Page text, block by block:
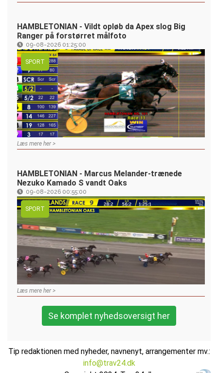
HAMBLETONIAN - Vildt opløb da Apex slog Big
Ranger på forstørret målfoto
09-08-2026 01:25:00
SPORT
Læs mere her >
HAMBLETONIAN - Marcus Melander-trænede
Nezuko Kamado S vandt Oaks
09-08-2026 00:55:00
SPORT
Læs mere her >
Se komplet nyhedsoversigt her
Tip redaktionen med nyheder, navnenyt, arrangementer mv.:
info@trav24.dk